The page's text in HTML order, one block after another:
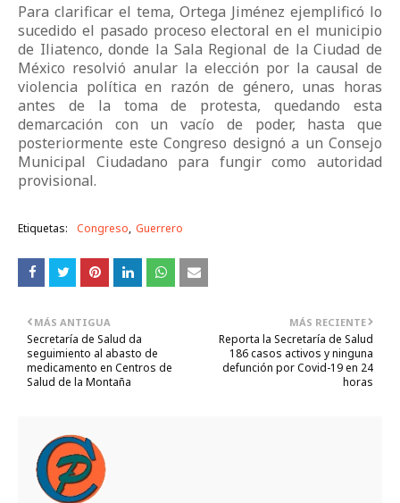
Para clarificar el tema, Ortega Jiménez ejemplificó lo
sucedido el pasado proceso electoral en el municipio
de Iliatenco, donde la Sala Regional de la Ciudad de
México resolvió anular la elección por la causal de
violencia política en razón de género, unas horas
antes de la toma de protesta, quedando esta
demarcación con un vacío de poder, hasta que
posteriormente este Congreso designó a un Consejo
Municipal Ciudadano para fungir como autoridad
provisional.
Etiquetas: Congreso Guerrero
MÁS RECIENTE
Reporta la Secretaría de Salud
186 casos activos y ninguna
defunción por Covid-19 en 24
horas
MÁS ANTIGUA
Secretaría de Salud da
seguimiento al abasto de
medicamento en Centros de
Salud de la Montaña